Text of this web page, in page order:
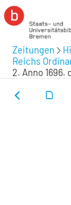
Zeitungen
Reichs
2. Anno